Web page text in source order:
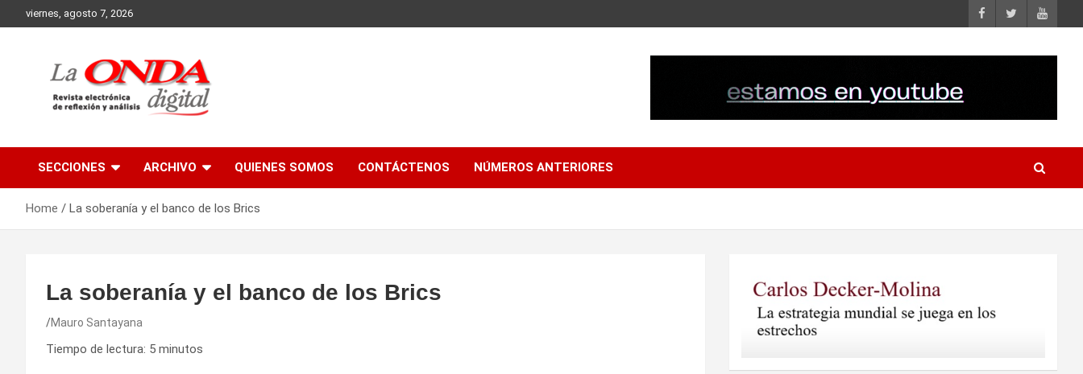
to
viernes, agosto 7, 2026
SECCIONES ARCHIVO QUIENES SOMOS CONTÁCTENOS NÚMEROS ANTERIORES
Home La soberanía y el banco de los Brics
La soberanía y el banco de los Brics
Mauro Santayana
Tiempo de lectura: 5 minutos